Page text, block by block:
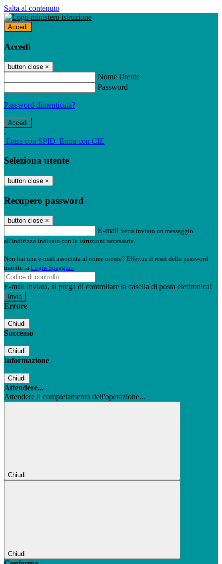
Salta al contenuto
Accedi
Accedi
button close ×
Nome Utente
Password
Password dimenticata?
-
Entra con SPID Entra con CIE
Seleziona utente
button close ×
Recupero password
button close ×
E-mail Verrà inviato un messaggio
all'indirizzo indicato con le istruzioni necessarie.
Non hai una e-mail associata al nome utente? Effettua il reset della password
tramite la Login Spaggiari
E-mail inviata, si prega di controllare la casella di posta elettronica!
Errore
Chiudi
Successo
Chiudi
Informazione
Chiudi
Attendere...
Attendere il completamento dell'operazione...
Chiudi
Chiudi